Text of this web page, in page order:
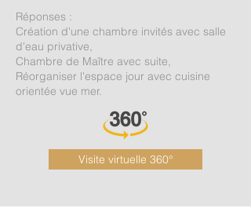
Réponses :
Création d'une chambre invités avec salle
d'eau privative,
Chambre de Maître avec suite,
Réorganiser l'espace jour avec cuisine
orientée vue mer.
Visite virtuelle 360°